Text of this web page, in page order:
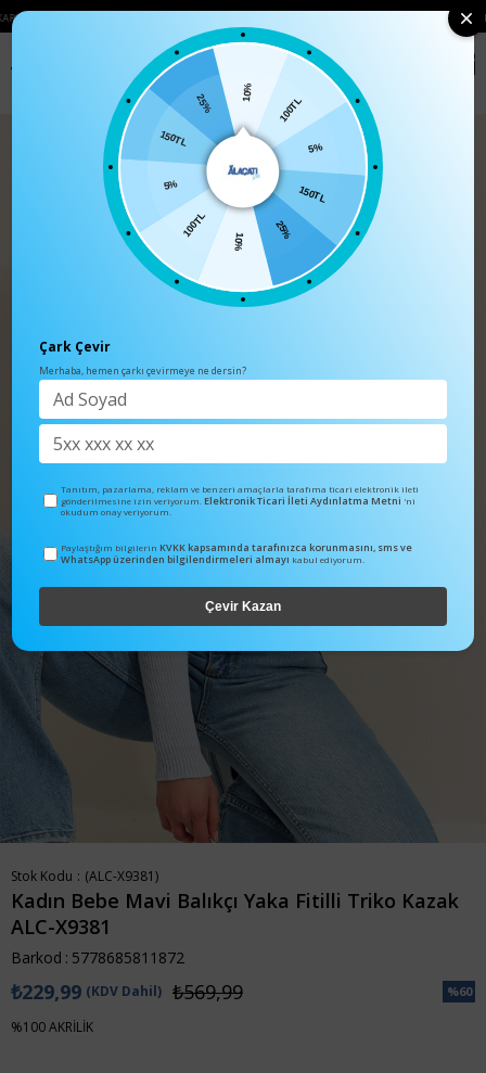
• 🛍️ YENI SEZON ÜRÜNLERINDE 2 ÜRÜN VE ÜZERI SIPARIŞLERDE
TÜM ÜRÜNLER
Stok Kodu (ALC-X9381)
Kadın Bebe Mavi Balıkçı Yaka Fitilli Triko Kazak
ALC-X9381
Barkod : 5778685811872
%60
₺569,99
₺229,99 (KDV Dahil)
%100 AKRİLİK
10% 100TL
5%
150TL
25%
10%
100TL
25%
Çark Çevir
Merhaba, hemen çarkı çevirmeye ne dersin?
Tanıtım, pazarlama, reklam ve benzeri amaçlarla tarafıma ticari elektronik ileti
gönderilmesine izin veriyorum.Elektronik Ticari İleti Aydınlatma Metni 'ni
okudum onay veriyorum.
Paylaştığım bilgilerin KVKK kapsamında tarafınızca korunmasını, sms ve
WhatsApp üzerinden bilgilendirmeleri almayı kabul ediyorum.
Çevir Kazan